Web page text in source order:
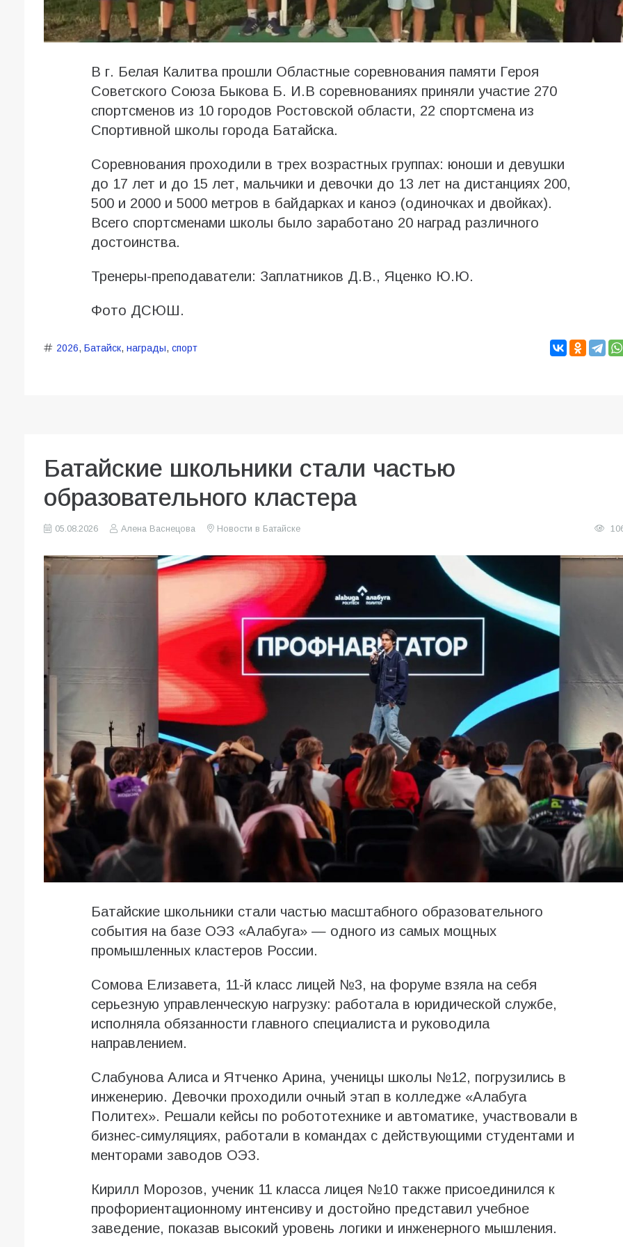
В г. Белая Калитва прошли Областные соревнования памяти Героя
Советского Союза Быкова Б. И.В соревнованиях приняли участие 270
спортсменов из 10 городов Ростовской области, 22 спортсмена из
Спортивной школы города Батайска.
Соревнования проходили в трех возрастных группах: юноши и девушки
до 17 лет и до 15 лет, мальчики и девочки до 13 лет на дистанциях 200,
500 и 2000 и 5000 метров в байдарках и каноэ (одиночках и двойках).
Всего спортсменами школы было заработано 20 наград различного
достоинства.
Тренеры-преподаватели: Заплатников Д.В., Яценко Ю.Ю.
Фото ДСЮШ.
2026, Батайск, награды, спорт
Батайские школьники стали частью
образовательного кластера
05.08.2026 Алена Васнецова Новости в Батайске
Батайские школьники стали частью масштабного образовательного
события на базе ОЭЗ «Алабуга» — одного из самых мощных
промышленных кластеров России.
Сомова Елизавета, 11-й класс лицей №3, на форуме взяла на себя
серьезную управленческую нагрузку: работала в юридической службе,
исполняла обязанности главного специалиста и руководила
направлением.
Слабунова Алиса и Ятченко Арина, ученицы школы №12, погрузились в
инженерию. Девочки проходили очный этап в колледже «Алабуга
Политех». Решали кейсы по робототехнике и автоматике, участвовали в
бизнес-симуляциях, работали в командах с действующими студентами и
менторами заводов ОЭЗ.
Кирилл Морозов, ученик 11 класса лицея №10 также присоединился к
профориентационному интенсиву и достойно представил учебное
заведение, показав высокий уровень логики и инженерного мышления.